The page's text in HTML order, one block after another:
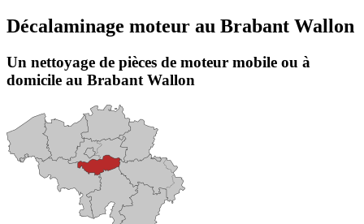
Décalaminage moteur au Brabant Wallon
Un nettoyage de pièces de moteur mobile ou à
domicile au Brabant Wallon